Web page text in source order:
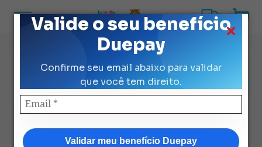
Valide o seu benefício
Duepay
Confirme seu email abaixo para validar
que você tem direito.
Validar meu benefício Duepay